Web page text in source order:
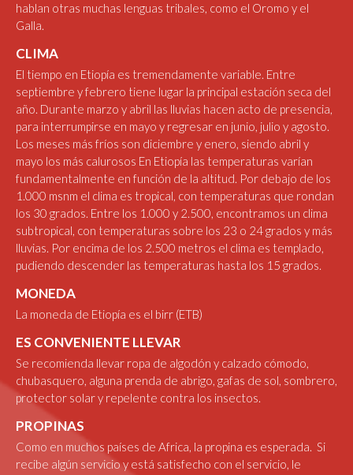
hablan otras muchas lenguas tribales, como el Oromo y el
Galla.
CLIMA
El tiempo en Etiopía es tremendamente variable. Entre
septiembre y febrero tiene lugar la principal estación seca del
año. Durante marzo y abril las lluvias hacen acto de presencia,
para interrumpirse en mayo y regresar en junio, julio y agosto.
Los meses más fríos son diciembre y enero, siendo abril y
mayo los más calurosos En Etiopía las temperaturas varían
fundamentalmente en función de la altitud. Por debajo de los
1.000 msnm el clima es tropical, con temperaturas que rondan
los 30 grados. Entre los 1.000 y 2.500, encontramos un clima
subtropical, con temperaturas sobre los 23 o 24 grados y más
lluvias. Por encima de los 2.500 metros el clima es templado,
pudiendo descender las temperaturas hasta los 15 grados.
MONEDA
La moneda de Etiopía es el birr (ETB)
ES CONVENIENTE LLEVAR
Se recomienda llevar ropa de algodón y calzado cómodo,
chubasquero, alguna prenda de abrigo, gafas de sol, sombrero,
protector solar y repelente contra los insectos.
PROPINAS
Como en muchos países de Africa, la propina es esperada. Si
recibe algún servicio y está satisfecho con el servicio, le